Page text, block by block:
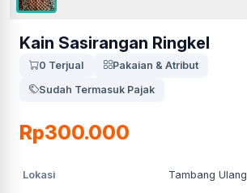
Kain Sasirangan Ringkel
0 Terjual
Pakaian & Atribut
Sudah Termasuk Pajak
Rp300.000
Lokasi Tambang Ulang